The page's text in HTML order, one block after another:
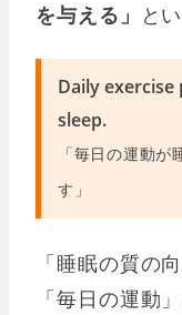
を与える」 と
Daily
sleep.
「毎日の運動
す」
「睡眠の質の
「毎日の運動